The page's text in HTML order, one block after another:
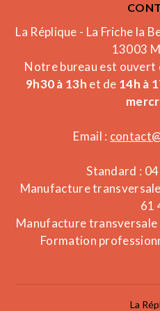
La Réplique - La Friche la
13003
Notre bureau est ouvert
9h30 à 13h et de 14h à
Email :
Standard :
Manufacture
61
Manufacture transversale
Formation
La